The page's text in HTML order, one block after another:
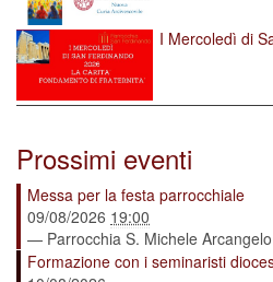
I Mercoledì di
Prossimi eventi
Messa per la festa parrocchiale
09/08/2026 19:00
— Parrocchia S. Michele
Formazione con i seminaristi